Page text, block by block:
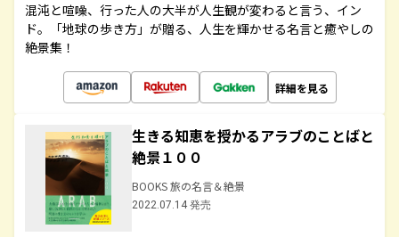
混沌と喧噪、行った人の大半が人生観が変わると言う、イン
ド。「地球の歩き方」が贈る、人生を輝かせる名言と癒やしの
絶景集！
詳細を見る
生きる知恵を授かるアラブのことばと
絶景１００
BOOKS 旅の名言＆絶景
2022.07.14 発売